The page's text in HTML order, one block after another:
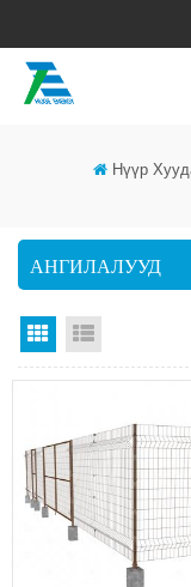
Нүүр
АНГИЛАЛУУД
Тор харах